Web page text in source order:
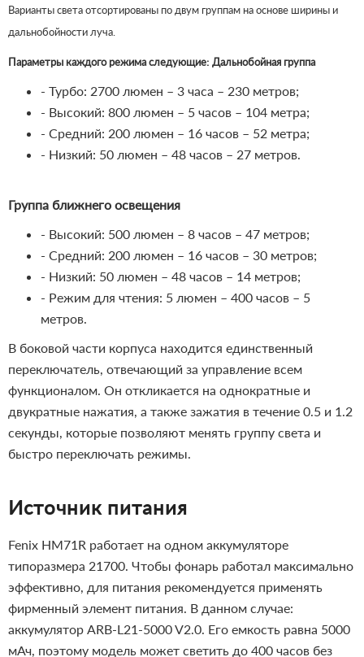
Варианты света отсортированы по двум группам на основе ширины и
дальнобойности луча.
Параметры каждого режима следующие: Дальнобойная группа
- Турбо: 2700 люмен – 3 часа – 230 метров;
- Высокий: 800 люмен – 5 часов – 104 метра;
- Средний: 200 люмен – 16 часов – 52 метра;
- Низкий: 50 люмен – 48 часов – 27 метров.
Группа ближнего освещения
- Высокий: 500 люмен – 8 часов – 47 метров;
- Средний: 200 люмен – 16 часов – 30 метров;
- Низкий: 50 люмен – 48 часов – 14 метров;
- Режим для чтения: 5 люмен – 400 часов – 5
метров.
В боковой части корпуса находится единственный
переключатель, отвечающий за управление всем
функционалом. Он откликается на однократные и
двукратные нажатия, а также зажатия в течение 0.5 и 1.2
секунды, которые позволяют менять группу света и
быстро переключать режимы.
Источник питания
Fenix HM71R работает на одном аккумуляторе
типоразмера 21700. Чтобы фонарь работал максимально
эффективно, для питания рекомендуется применять
фирменный элемент питания. В данном случае:
аккумулятор ARB-L21-5000 V2.0. Его емкость равна 5000
мАч, поэтому модель может светить до 400 часов без